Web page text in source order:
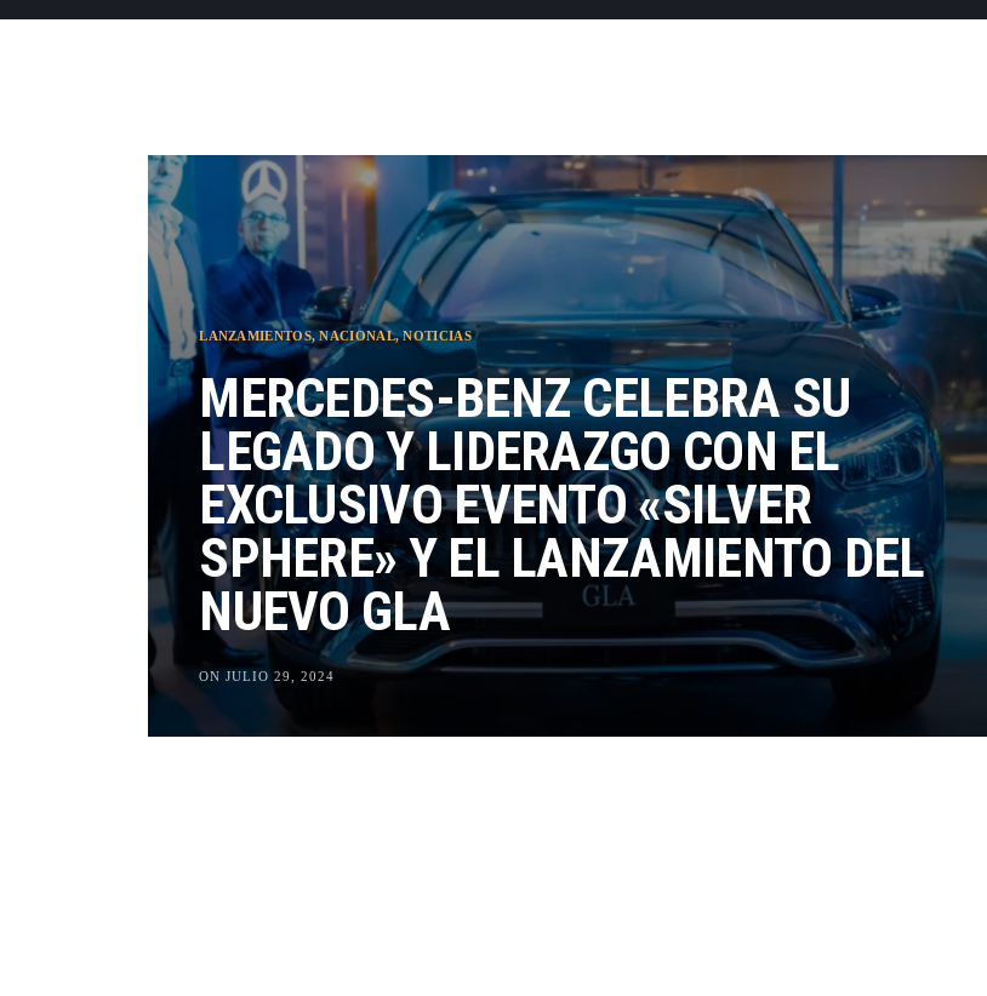
LANZAMIENTOS,NACIONAL,NOTICIAS
MERCEDES-BENZ CELEBRA SU
LEGADO Y LIDERAZGO CON EL
EXCLUSIVO EVENTO «SILVER
SPHERE» Y EL LANZAMIENTO DEL
NUEVO GLA
ON JULIO 29, 2024